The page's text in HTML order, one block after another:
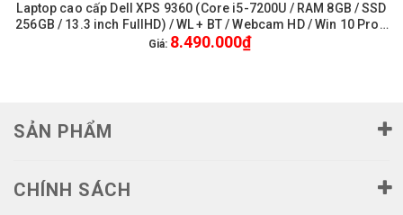
Laptop cao cấp Dell XPS 9360 (Core i5-7200U / RAM 8GB / SSD
256GB / 13.3 inch FullHD) / WL + BT / Webcam HD / Win 10 Pro -
Like New
Giá: 8.490.000₫
SẢN PHẨM
CHÍNH SÁCH